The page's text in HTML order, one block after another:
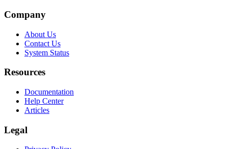
Company
About Us
Contact Us
System Status
Resources
Documentation
Help Center
Articles
Legal